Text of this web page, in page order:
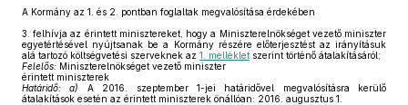
A Kormány az 1. és 2. pontban foglaltak megvalósítása érdekében
3. felhívja az érintett minisztereket, hogy a Miniszterelnökséget vezető miniszter
egyetértésével nyújtsanak be a Kormány részére előterjesztést az irányításuk
alá tartozó költségvetési szerveknek az 1. melléklet szerint történő átalakításáról;
Felelős: Miniszterelnökséget vezető miniszter
érintett miniszterek
Határidő: a)
A 2016. szeptember 1-jei határidővel megvalósításra kerülő
átalakítások esetén az érintett miniszterek önállóan: 2016. augusztus 1.